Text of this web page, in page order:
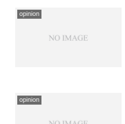
opinion
opinion